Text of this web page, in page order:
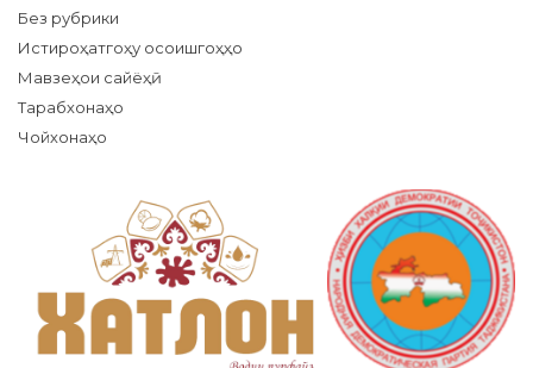
Без рубрики
Истироҳатгоҳу осоишгоҳҳо
Мавзеҳои сайёҳӣ
Тарабхонаҳо
Чойхонаҳо